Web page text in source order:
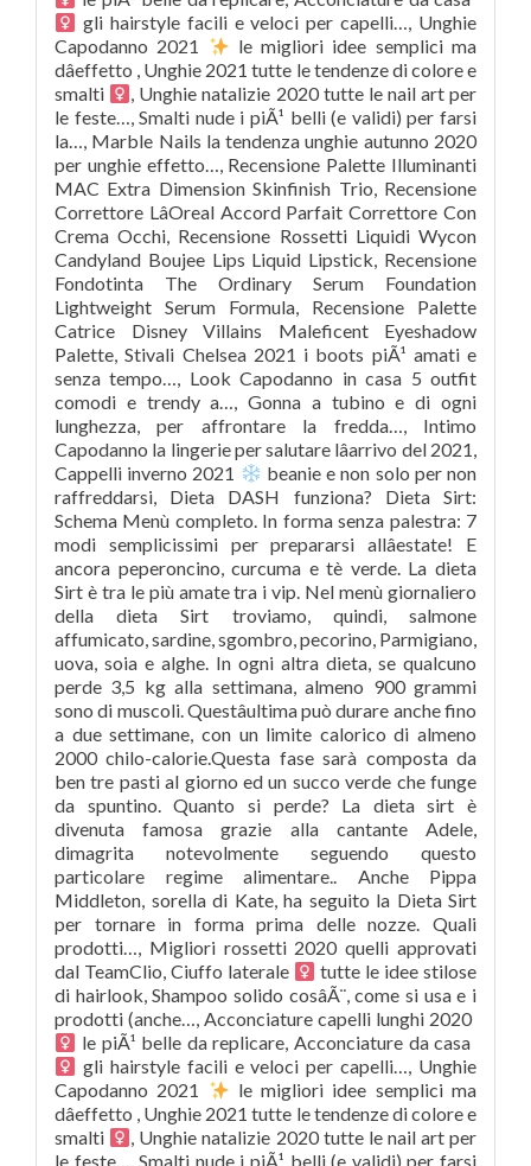
gli hairstyle facili e veloci per capelli…, Unghie
Capodanno 2021
le migliori idee semplici ma
dâeffetto , Unghie 2021 tutte le tendenze di colore e
smalti ‍
, Unghie natalizie 2020 tutte le nail art per
le feste…, Smalti nude i piÃ¹ belli (e validi) per farsi
la…, Marble Nails la tendenza unghie autunno 2020
per unghie effetto…, Recensione Palette Illuminanti
MAC Extra Dimension Skinfinish Trio, Recensione
Correttore LâOreal Accord Parfait Correttore Con
Crema Occhi, Recensione Rossetti Liquidi Wycon
Candyland Boujee Lips Liquid Lipstick, Recensione
Fondotinta The Ordinary Serum Foundation
Lightweight Serum Formula, Recensione Palette
Catrice Disney Villains Maleficent Eyeshadow
Palette, Stivali Chelsea 2021 i boots piÃ¹ amati e
senza tempo…, Look Capodanno in casa 5 outfit
comodi e trendy a…, Gonna a tubino e di ogni
lunghezza, per affrontare la fredda…, Intimo
Capodanno la lingerie per salutare lâarrivo del 2021,
Cappelli inverno 2021
beanie e non solo per non
raffreddarsi, Dieta DASH funziona? Dieta Sirt:
Schema Menù completo. In forma senza palestra: 7
modi semplicissimi per prepararsi allâestate! E
ancora peperoncino, curcuma e tè verde. La dieta
Sirt è tra le più amate tra i vip. Nel menù giornaliero
della dieta Sirt troviamo, quindi, salmone
affumicato, sardine, sgombro, pecorino, Parmigiano,
uova, soia e alghe. In ogni altra dieta, se qualcuno
perde 3,5 kg alla settimana, almeno 900 grammi
sono di muscoli. Questâultima può durare anche fino
a due settimane, con un limite calorico di almeno
2000 chilo-calorie.Questa fase sarà composta da
ben tre pasti al giorno ed un succo verde che funge
da spuntino. Quanto si perde? La dieta sirt è
divenuta famosa grazie alla cantante Adele,
dimagrita notevolmente seguendo questo
particolare regime alimentare.. Anche Pippa
Middleton, sorella di Kate, ha seguito la Dieta Sirt
per tornare in forma prima delle nozze. Quali
prodotti…, Migliori rossetti 2020 quelli approvati
dal TeamClio, Ciuffo laterale ‍
tutte le idee stilose
di hairlook, Shampoo solido cosâÃ¨, come si usa e i
prodotti (anche…, Acconciature capelli lunghi 2020 ‍
le piÃ¹ belle da replicare, Acconciature da casa ‍
gli hairstyle facili e veloci per capelli…, Unghie
Capodanno 2021
le migliori idee semplici ma
dâeffetto , Unghie 2021 tutte le tendenze di colore e
smalti ‍
, Unghie natalizie 2020 tutte le nail art per
le feste…, Smalti nude i piÃ¹ belli (e validi) per farsi